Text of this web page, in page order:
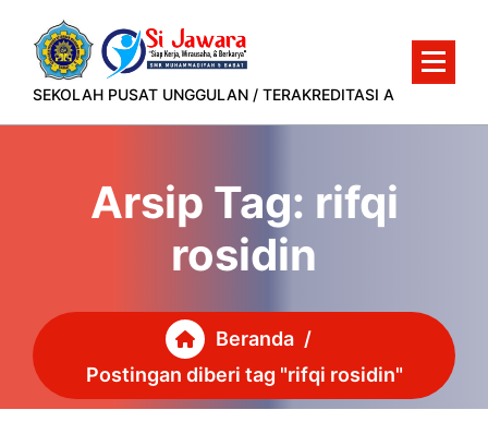
konten
SEKOLAH PUSAT UNGGULAN / TERAKREDITASI A
Arsip Tag: rifqi
rosidin
Beranda /
Postingan diberi tag "rifqi rosidin"